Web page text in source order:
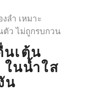
ลำ เหมาะ
ตัว ไม่ถูกรบกวน
เต้น
ในน้ำใส
น